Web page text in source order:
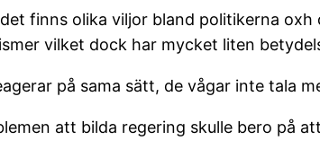
finns olika viljor bland politikerna
vilket dock har mycket liten
på sama sätt, de vågar inte tala
att bilda regering skulle bero på